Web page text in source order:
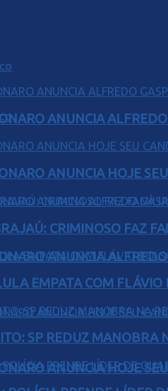
ANUNCIA
ANUNCIA HOJE
ANUNCIA
ANUNCIA HOJE
CRIMINOSO FAZ
EMPATA COM
SP REDUZ MANOBRA